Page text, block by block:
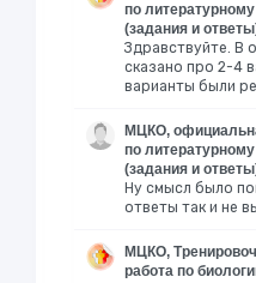
по
(задания и
Здравствуйте. В
сказано про 2-4
варианты были
МЦКО,
по
(задания и
Ну смысл было
ответы так и не
МЦКО,
работа по